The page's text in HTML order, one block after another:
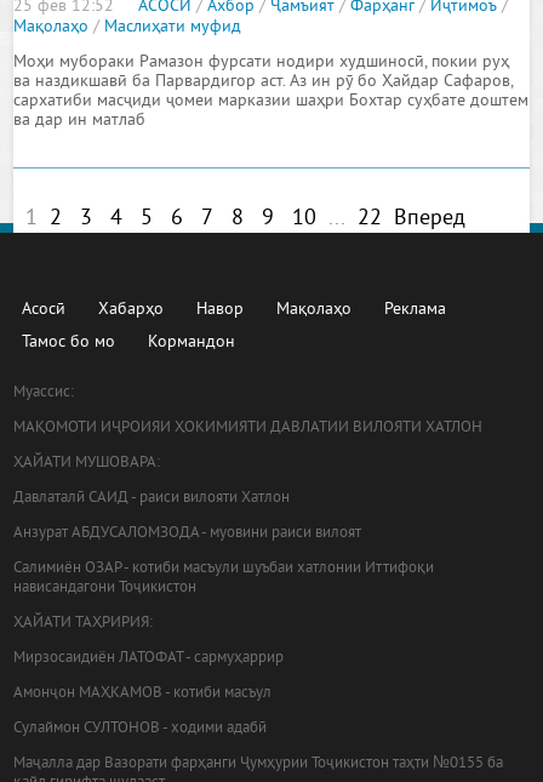
25 фев 12:52 АСОСӢ /Ахбор / Ҷамъият /Фарҳанг/ Иҷтимоъ /
Мақолаҳо / Маслиҳати муфид
Моҳи мубораки Рамазон фурсати нодири худшиносӣ, покии руҳ
ва наздикшавӣ ба Парвардигор аст. Аз ин рӯ бо Ҳайдар Сафаров,
сархатиби масҷиди ҷомеи марказии шаҳри Бохтар суҳбате доштем
ва дар ин матлаб
1 2 3 4 5 6 7 8 9 10 ... 22 Вперед
Асосӣ Хабарҳо Навор Мақолаҳо
Реклама
Тамос бо мо
Кормандон
Муассис:
МАҚОМОТИ ИҶРОИЯИ ҲОКИМИЯТИ ДАВЛАТИИ ВИЛОЯТИ ХАТЛОН
ҲАЙАТИ МУШОВАРА:
Давлаталӣ САИД - раиси вилояти Хатлон
Анзурат АБДУСАЛОМЗОДА - муовини раиси вилоят
Салимиён ОЗАР - котиби масъули шуъбаи хатлонии Иттифоқи
нависандагони Тоҷикистон
ҲАЙАТИ ТАҲРИРИЯ:
Мирзосаидиён ЛАТОФАТ - сармуҳаррир
Амонҷон МАҲКАМОВ - котиби масъул
Сулаймон СУЛТОНОВ - ходими адабӣ
Маҷалла дар Вазорати фарҳанги Ҷумҳурии Тоҷикистон таҳти №0155 ба